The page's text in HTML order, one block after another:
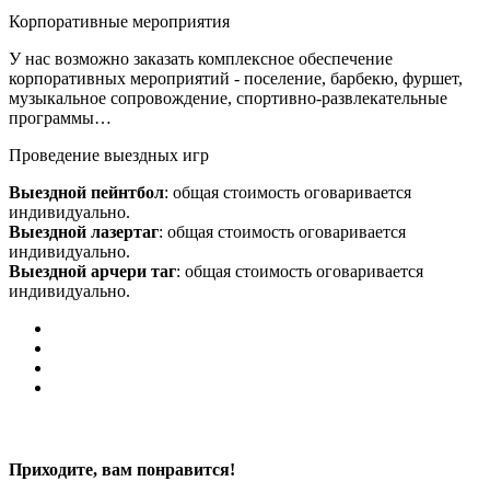
Корпоративные мероприятия
У нас возможно заказать комплексное обеспечение
корпоративных мероприятий - поселение, барбекю, фуршет,
музыкальное сопровождение, спортивно-развлекательные
программы…
Проведение выездных игр
Выездной пейнтбол: общая стоимость оговаривается
индивидуально.
Выездной лазертаг: общая стоимость оговаривается
индивидуально.
Выездной арчери таг: общая стоимость оговаривается
индивидуально.
Приходите, вам понравится!